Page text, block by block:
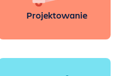
Projektowanie